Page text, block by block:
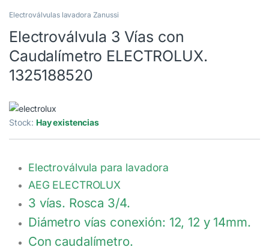
Electroválvulas lavadora Zanussi
Electroválvula 3 Vías con
Caudalímetro ELECTROLUX.
1325188520
Stock: Hay existencias
Electroválvula para lavadora
AEG ELECTROLUX
3 vías. Rosca 3/4.
Diámetro vías conexión: 12, 12 y 14mm.
Con caudalímetro.